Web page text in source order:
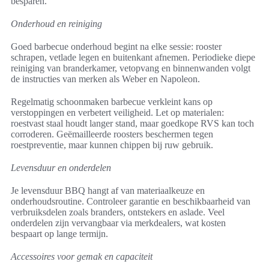
Onderhoud en reiniging
Goed barbecue onderhoud begint na elke sessie: rooster
schrapen, vetlade legen en buitenkant afnemen. Periodieke diepe
reiniging van branderkamer, vetopvang en binnenwanden volgt
de instructies van merken als Weber en Napoleon.
Regelmatig schoonmaken barbecue verkleint kans op
verstoppingen en verbetert veiligheid. Let op materialen:
roestvast staal houdt langer stand, maar goedkope RVS kan toch
corroderen. Geëmailleerde roosters beschermen tegen
roestpreventie, maar kunnen chippen bij ruw gebruik.
Levensduur en onderdelen
Je levensduur BBQ hangt af van materiaalkeuze en
onderhoudsroutine. Controleer garantie en beschikbaarheid van
verbruiksdelen zoals branders, ontstekers en aslade. Veel
onderdelen zijn vervangbaar via merkdealers, wat kosten
bespaart op lange termijn.
Accessoires voor gemak en capaciteit